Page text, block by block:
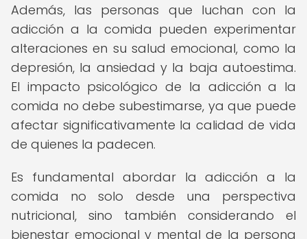
Además, las personas que luchan con la
adicción a la comida pueden experimentar
alteraciones en su salud emocional, como la
depresión, la ansiedad y la baja autoestima.
El impacto psicológico de la adicción a la
comida no debe subestimarse, ya que puede
afectar significativamente la calidad de vida
de quienes la padecen.
Es fundamental abordar la adicción a la
comida no solo desde una perspectiva
nutricional, sino también considerando el
bienestar emocional y mental de la persona